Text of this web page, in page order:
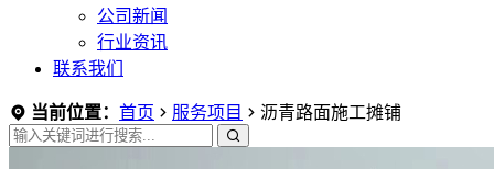
公司新闻
行业资讯
联系我们
当前位置： 首页 服务项目 沥青路面施工摊铺